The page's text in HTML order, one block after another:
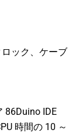
ック、ケーブ
86Duino IDE
時間の 10 ～